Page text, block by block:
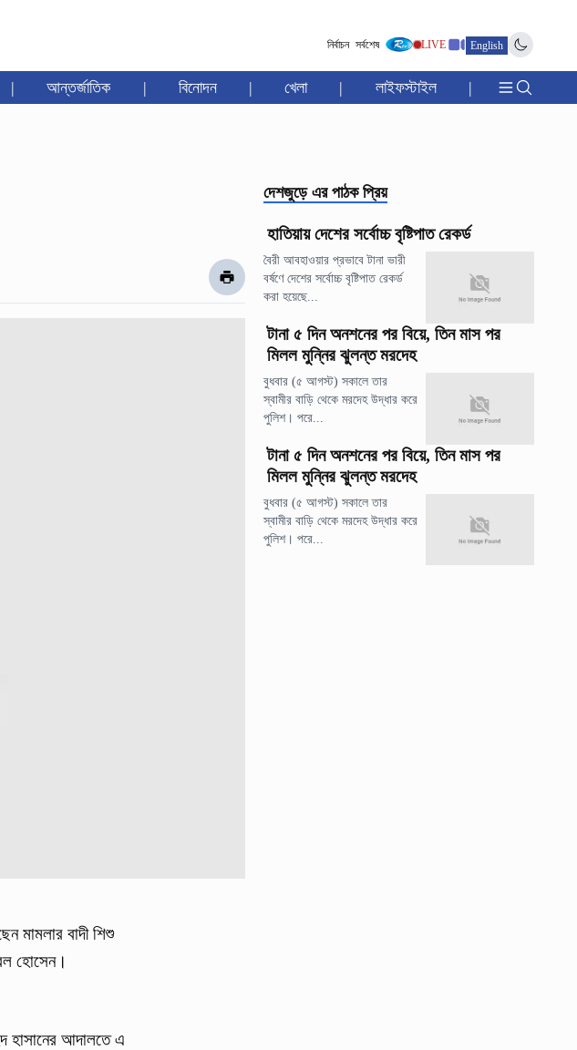
নির্বাচন সর্বশেষ LIVE English
| আন্তর্জাতিক | বিনোদন | খেলা | লাইফস্টাইল |
মামলার বাদী শিশু
হোসেন।
হাসানের আদালতে এ
দেশজুড়ে এর পাঠক প্রিয়
হাতিয়ায় দেশের সর্বোচ্চ বৃষ্টিপাত রেকর্ড
বৈরী আবহাওয়ার প্রভাবে টানা ভারী
বর্ষণে দেশের সর্বোচ্চ বৃষ্টিপাত রেকর্ড
করা হয়েছে...
টানা ৫ দিন অনশনের পর বিয়ে, তিন মাস পর
মিলল মুন্নির ঝুলন্ত মরদেহ
বুধবার (৫ আগস্ট) সকালে তার
স্বামীর বাড়ি থেকে মরদেহ উদ্ধার করে
পুলিশ। পরে...
টানা ৫ দিন অনশনের পর বিয়ে, তিন মাস পর
মিলল মুন্নির ঝুলন্ত মরদেহ
বুধবার (৫ আগস্ট) সকালে তার
স্বামীর বাড়ি থেকে মরদেহ উদ্ধার করে
পুলিশ। পরে...